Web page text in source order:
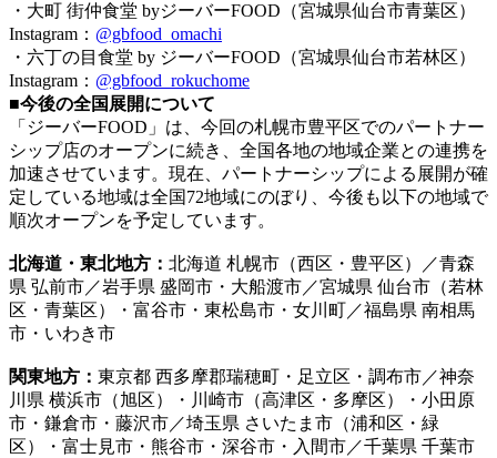
・大町 街仲食堂 byジーバーFOOD（宮城県仙台市青葉区）
Instagram： @gbfood_omachi
・六丁の目食堂 by ジーバーFOOD（宮城県仙台市若林区）
Instagram： @gbfood_rokuchome
■今後の全国展開について
「ジーバーFOOD」は、今回の札幌市豊平区でのパートナー
シップ店のオープンに続き、全国各地の地域企業との連携を
加速させています。現在、パートナーシップによる展開が確
定している地域は全国72地域にのぼり、今後も以下の地域で
順次オープンを予定しています。
北海道・東北地方： 北海道 札幌市（西区・豊平区）／青森
県 弘前市／岩手県 盛岡市・大船渡市／宮城県 仙台市（若林
区・青葉区）・富谷市・東松島市・女川町／福島県 南相馬
市・いわき市
関東地方： 東京都 西多摩郡瑞穂町・足立区・調布市／神奈
川県 横浜市（旭区）・川崎市（高津区・多摩区）・小田原
市・鎌倉市・藤沢市／埼玉県 さいたま市（浦和区・緑
区）・富士見市・熊谷市・深谷市・入間市／千葉県 千葉市